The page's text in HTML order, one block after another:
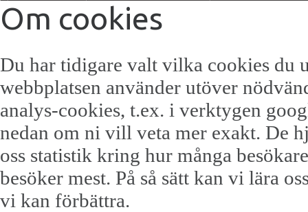
Om cookies
Du har tidigare valt vilka cookies du
webbplatsen använder utöver
analys-cookies, t.ex. i verktygen
nedan om ni vill veta mer exakt. De
oss statistik kring hur många
besöker mest. På så sätt kan vi lära
vi kan förbättra.